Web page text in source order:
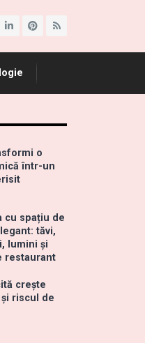
o
într-un
cu spațiu de
tăvi,
lumini și
restaurant
crește
riscul de